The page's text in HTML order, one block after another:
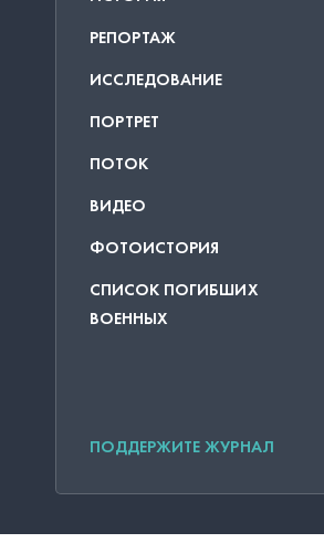
РЕПОРТАЖ
ИССЛЕДОВАНИЕ
ПОРТРЕТ
ПОТОК
ВИДЕО
ФОТОИСТОРИЯ
СПИСОК ПОГИБШИХ
ВОЕННЫХ
ПОДДЕРЖИТЕ ЖУРНАЛ